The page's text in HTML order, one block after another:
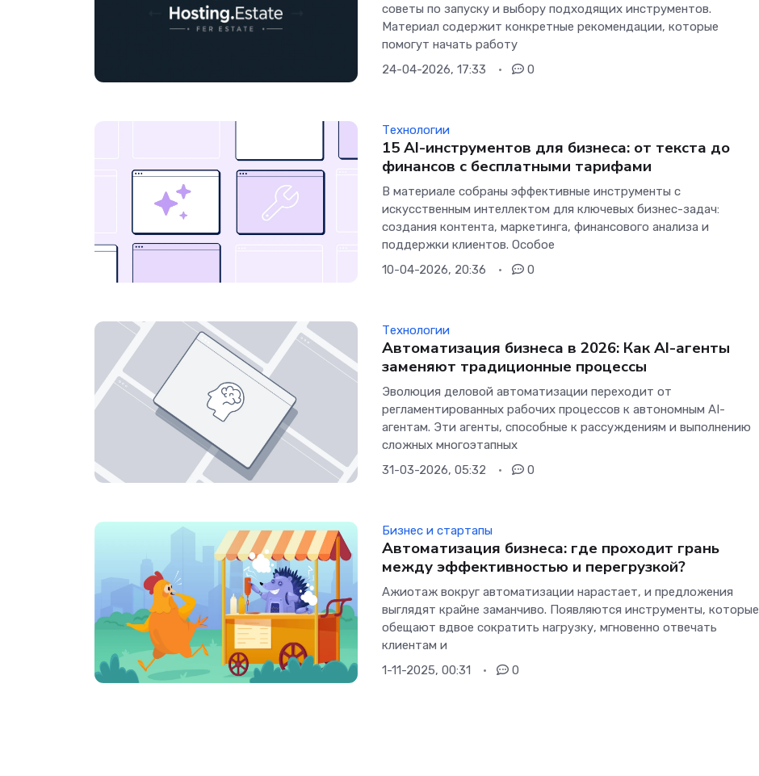
советы по запуску и выбору подходящих инструментов.
Материал содержит конкретные рекомендации, которые
помогут начать работу
24-04-2026, 17:33
0
Технологии
15 AI-инструментов для бизнеса: от текста до
финансов с бесплатными тарифами
В материале собраны эффективные инструменты с
искусственным интеллектом для ключевых бизнес-задач:
создания контента, маркетинга, финансового анализа и
поддержки клиентов. Особое
10-04-2026, 20:36
0
Технологии
Автоматизация бизнеса в 2026: Как AI-агенты
заменяют традиционные процессы
Эволюция деловой автоматизации переходит от
регламентированных рабочих процессов к автономным AI-
агентам. Эти агенты, способные к рассуждениям и выполнению
сложных многоэтапных
31-03-2026, 05:32
0
Бизнес и стартапы
Автоматизация бизнеса: где проходит грань
между эффективностью и перегрузкой?
Ажиотаж вокруг автоматизации нарастает, и предложения
выглядят крайне заманчиво. Появляются инструменты, которые
обещают вдвое сократить нагрузку, мгновенно отвечать
клиентам и
1-11-2025, 00:31
0